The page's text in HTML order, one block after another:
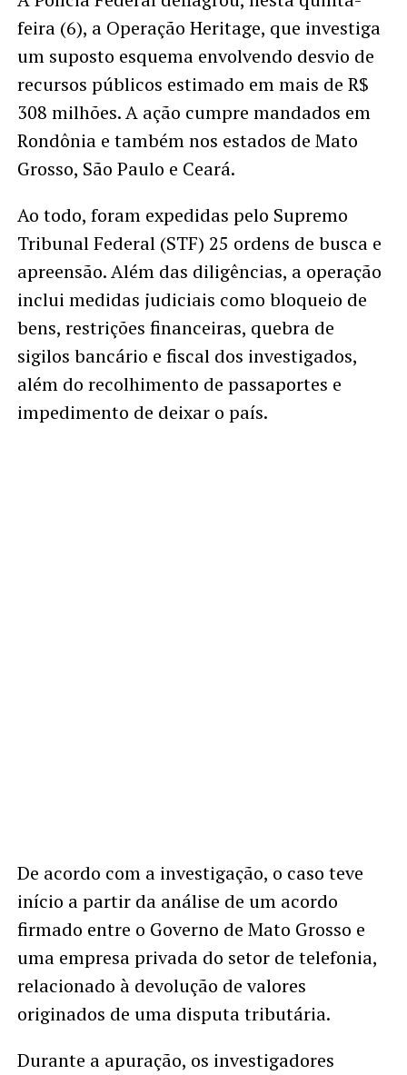
feira (6), a Operação Heritage, que investiga
um suposto esquema envolvendo desvio de
recursos públicos estimado em mais de R$
308 milhões. A ação cumpre mandados em
Rondônia e também nos estados de Mato
Grosso, São Paulo e Ceará.
Ao todo, foram expedidas pelo Supremo
Tribunal Federal (STF) 25 ordens de busca e
apreensão. Além das diligências, a operação
inclui medidas judiciais como bloqueio de
bens, restrições financeiras, quebra de
sigilos bancário e fiscal dos investigados,
além do recolhimento de passaportes e
impedimento de deixar o país.
De acordo com a investigação, o caso teve
início a partir da análise de um acordo
firmado entre o Governo de Mato Grosso e
uma empresa privada do setor de telefonia,
relacionado à devolução de valores
originados de uma disputa tributária.
Durante a apuração, os investigadores